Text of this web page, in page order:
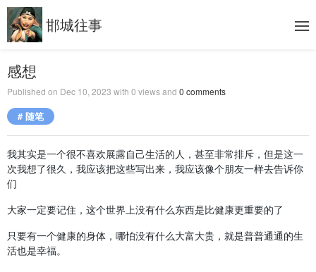
邯城往事
感想
Published on Dec 10, 2023 with 0 views and 0 comments
# 随笔
我其实是一个很不喜欢展露自己生活的人，甚至非常排斥，但是这一
次我想了很久，我应该把这些写出来，我应该像个朋友一样去告诉你
们
大家一定要记住，这个世界上没有什么东西是比健康更重要的了
只要有一个健康的身体，哪怕没有什么大富大贵，就是普普通通的生
活也是幸福。